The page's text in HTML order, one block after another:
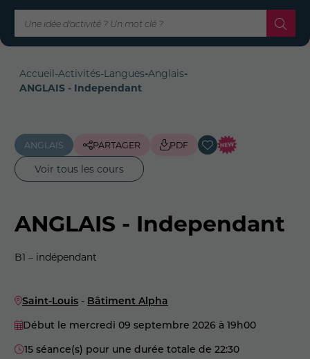
Accueil-Activités-Langues-Anglais-
ANGLAIS - Independant
ANGLAIS PARTAGER PDF
Voir tous les cours
ANGLAIS - Independant
B1 – indépendant
Saint-Louis - Bâtiment Alpha
Début le mercredi 09 septembre 2026 à 19h00
15 séance(s) pour une durée totale de 22:30